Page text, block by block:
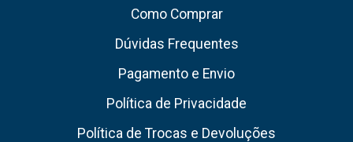
Como Comprar
Dúvidas Frequentes
Pagamento e Envio
Política de Privacidade
Política de Trocas e Devoluções